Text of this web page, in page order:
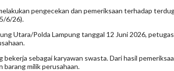
pengecekan dan pemeriksaan terhadap
6/26).
Utara/Polda Lampung tanggal 12 Juni 2026,
sebagai karyawan swasta. Dari hasil
milik perusahaan.